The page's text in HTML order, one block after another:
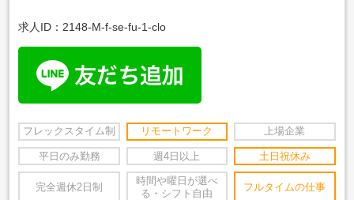
求人ID：2148-M-f-se-fu-1-clo
フレックスタイム制 リモートワーク 上場企業
平日のみ勤務 週4日以上 土日祝休み
完全週休2日制
時間や曜日が選べ
る・シフト自由
フルタイムの仕事